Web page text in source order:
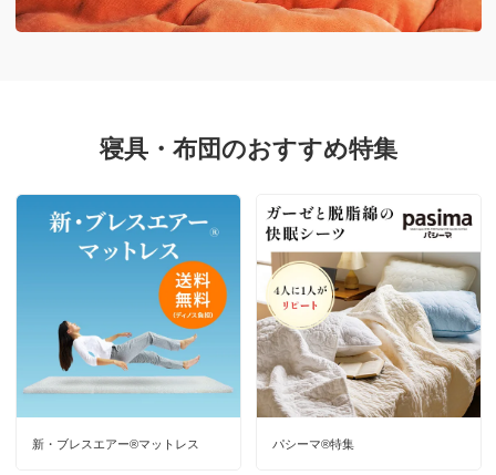
寝具・布団のおすすめ特集
新・ブレスエアー®マットレス パシーマ®特集